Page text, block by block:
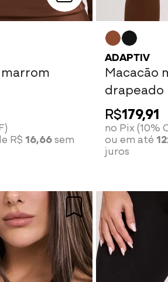
R$ 16,66sem
ADAPTIV
Macacão
drapeado
R$179,91
no Pix (10%
ou em até
juros